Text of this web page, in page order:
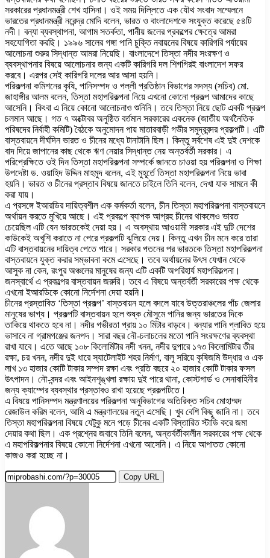
সরকারের প্রধানমন্ত্রী শেখ হাসিনা। ওই সময় দিল্লিতে এক যৌথ সংবাদ সম্মেলনে
ভারতের প্রধানমন্ত্রী নরেন্দ্র মোদি বলেন, ভারত ও বাংলাদেশকে সংযুক্ত করেছে ৫৪টি
নদী। বন্যা ব্যবস্থাপনা, আগাম সতর্কতা, পানীয় জলের প্রকল্পের ক্ষেত্রে আমরা
সহযোগিতা করছি। ১৯৯৬ সালের গঙ্গা পানি চুক্তি নবায়নের বিষয়ে কারিগরি পর্যায়ের
আলোচনা শুরুর সিদ্ধান্ত আমরা নিয়েছি। বাংলাদেশে তিস্তা নদীর সংরক্ষণ ও
ব্যবস্থাপনার বিষয়ে আলোচনার জন্য একটি কারিগরি দল শিগগিরই বাংলাদেশ সফর
করবে। এরপর সেই কারিগরি দলের আর আসা হয়নি।
পরিকল্পনা কমিশনের কৃষি, পানিসম্পদ ও পল্লী প্রতিষ্ঠান বিভাগের সদস্য (সচিব) মো.
জাহাঙ্গীর আলম বলেন, তিস্তা মহাপরিকল্পনা নিয়ে এখনো কোনো প্রকল্প আমাদের কাছে
আসেনি। কিংবা এ নিয়ে কোনো আলোচনাও শুনিনি। তবে তিস্তা নিয়ে ছোট একটি প্রকল্প
চলমান আছে। গত ৭ অক্টোবর অনুষ্ঠিত বর্তমান সরকারের একনেক (জাতীয় অর্থনৈতিক
পরিষদের নির্বাহী কমিটি) বৈঠকে অনুমোদন পায় মাতারবাড়ী গভীর সমুদ্রবন্দর প্রকল্পটি। এটি
বাস্তবায়নে দীর্ঘদিন ভারত ও চীনের মধ্যে টানাটানি ছিল। কিন্তু সর্বশেষ এই দুই দেশকে
বাদ দিয়ে জাপানের কাছ থেকে ঋণ নেয়ার সিদ্ধান্ত নেয় অন্তর্বর্তী সরকার। এ
পরিপ্রেক্ষিতে ওই দিন তিস্তা মহাপরিকল্পনা সম্পর্কে জানতে চাওয়া হয় পরিকল্পনা ও শিক্ষা
উপদেষ্টা ড. ওয়াহিদ উদ্দিন মাহমুদ বলেন, এই মুহূর্তে তিস্তা মহাপরিকল্পনা নিয়ে ভাবা
হয়নি। ভারত ও চীনের প্রস্তাব বিষয়ে জানতে চাইলে তিনি বলেন, দেখা যাক সামনে কী
করা যায়।
এ প্রসঙ্গে ইআরডির দায়িত্বশীল এক কর্মকর্তা বলেন, চীন তিস্তা মহাপরিকল্পনা বাস্তবায়নে
অর্থায়ন করতে মুখিয়ে আছে। এই প্রকল্পে ব্যাপক আগ্রহ চীনের থাকলেও ভারত
চেয়েছিল এটি যেন ভারতকেই দেয়া হয়। এ অবস্থায় আওয়ামী সরকার এই দুটি দেশের
কাউকেই অখুশি করাতে না পেরে প্রকল্পটি ঝুলিয়ে দেয়। কিন্তু এখন চীন মনে করে তারা
এটি বাস্তবায়নের দায়িত্ব পেতে পারে। সরকার পতনের পর ভারতকে তিস্তা মহাপরিকল্পনা
বাস্তবায়নে যুক্ত করার সম্ভাবনা কমে এসেছে। তবে অর্থায়নের উৎস যেখান থেকে
আসুক না কেন, রংপুর অঞ্চলের মানুষের জন্য এটি একটি অপরিহার্য মহাপরিকল্পনা।
জনস্বার্থে এ প্রকল্পের বাস্তবায়ন জরুরি। তবে এ বিষয়ে অন্তর্বর্তী সরকারের পক্ষ থেকে
এখনো ইআরডিকে কোনো নির্দেশনা দেয়া হয়নি।
চীনের প্রস্তাবিত ‘তিস্তা প্রকল্প’ বাস্তবায়ন হলে বদলে যাবে উত্তরাঞ্চলের পাঁচ জেলার
মানুষের ভাগ্য। প্রকল্পটি বাস্তবায়ন হলে শুষ্ক মৌসুমে পানির জন্য ভারতের দিকে
তাকিয়ে থাকতে হবে না। নদীর গভীরতা প্রায় ১০ মিটার বাড়বে। বন্যার পানি প্লাবিত হয়ে
ভাসাবে না গ্রামগঞ্জের জনপদ। সারা বছর নৌ-চলাচলের মতো পানি সংরক্ষণের ব্যবস্থা
রাখা যাবে। এতে আছে ১০৮ কিলোমিটার নদী খনন, নদীর দুপারে ১৭৩ কিলোমিটার তীর
রক্ষা, চর খনন, নদীর দুই ধারে স্যাটেলাইট শহর নির্মাণ, বালু সরিয়ে কৃষিজমি উদ্ধার ও এক
লাখ ১৩ হাজার কোটি টাকার সম্পদ রক্ষা এবং প্রতি বছরে ২০ হাজার কোটি টাকার ফসল
উৎপাদন। নৌ-বন্দর এবং আইনশৃঙ্খলা রক্ষায় দুই পারে থানা, কোস্টগার্ড ও সেনাবাহিনীর
জন্য ক্যাম্পের ব্যবস্থার প্রস্তাবও রাখা হয়েছে প্রকল্পটিতে।
এ বিষয়ে পানিসম্পদ মন্ত্রণালয়ের পরিকল্পনা অনুবিভাগের অতিরিক্ত সচিব মোহাম্মদ
রেজাউল করিম বলেন, আমি এ মন্ত্রণালয়ের নতুন এসেছি। খুব বেশি কিছু জানি না। তবে
তিস্তা মহাপরিকল্পনা বিষয়ে যেটুকু মনে পড়ে চীনের একটি বিস্তারিত স্টাডি করে জমা
দেয়ার কথা ছিল। এক প্রশ্নের জবাবে তিনি বলেন, অন্তর্বর্তীকালীন সরকারের পক্ষ থেকে
এ মহাপরিকল্পনার বিষয়ে কোনো নির্দেশনা এখনো আসেনি। এ নিয়ে আপাতত কোনো
কাজও করা হচ্ছে না।
Copy URL